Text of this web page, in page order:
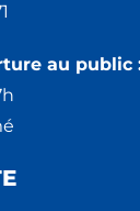
au public